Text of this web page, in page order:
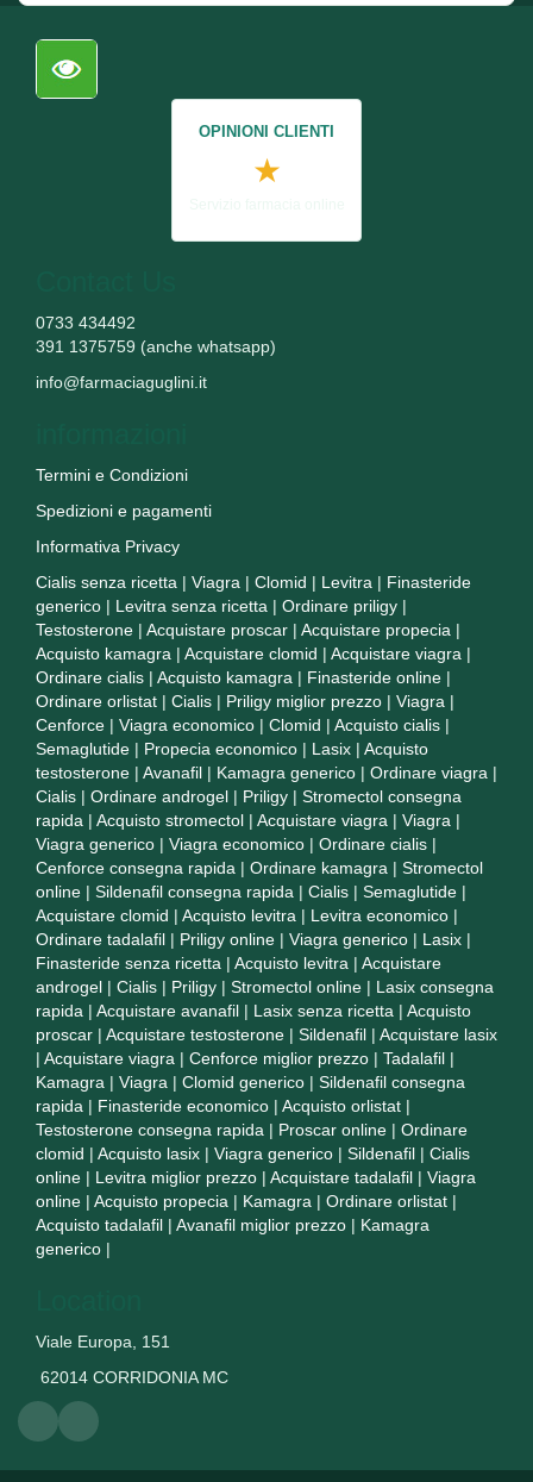
OPINIONI CLIENTI
★
0733 434492
391 1375759 (anche whatsapp)
info@farmaciaguglini.it
Termini e Condizioni
Spedizioni e pagamenti
Informativa Privacy
Cialis senza ricetta | Viagra | Clomid | Levitra | Finasteride
generico | Levitra senza ricetta | Ordinare priligy |
Testosterone | Acquistare proscar | Acquistare propecia |
Acquisto kamagra | Acquistare clomid | Acquistare viagra |
Ordinare cialis | Acquisto kamagra | Finasteride online |
Ordinare orlistat | Cialis | Priligy miglior prezzo | Viagra |
Cenforce | Viagra economico | Clomid | Acquisto cialis |
Semaglutide | Propecia economico | Lasix | Acquisto
testosterone | Avanafil | Kamagra generico | Ordinare viagra |
Cialis | Ordinare androgel | Priligy | Stromectol consegna
rapida | Acquisto stromectol | Acquistare viagra | Viagra |
Viagra generico | Viagra economico | Ordinare cialis |
Cenforce consegna rapida | Ordinare kamagra | Stromectol
online | Sildenafil consegna rapida | Cialis | Semaglutide |
Acquistare clomid | Acquisto levitra | Levitra economico |
Ordinare tadalafil | Priligy online | Viagra generico | Lasix |
Finasteride senza ricetta | Acquisto levitra | Acquistare
androgel | Cialis | Priligy | Stromectol online | Lasix consegna
rapida | Acquistare avanafil | Lasix senza ricetta | Acquisto
proscar | Acquistare testosterone | Sildenafil | Acquistare lasix
| Acquistare viagra | Cenforce miglior prezzo | Tadalafil |
Kamagra | Viagra | Clomid generico | Sildenafil consegna
rapida | Finasteride economico | Acquisto orlistat |
Testosterone consegna rapida | Proscar online | Ordinare
clomid | Acquisto lasix | Viagra generico | Sildenafil | Cialis
online | Levitra miglior prezzo | Acquistare tadalafil | Viagra
online | Acquisto propecia | Kamagra | Ordinare orlistat |
Acquisto tadalafil | Avanafil miglior prezzo | Kamagra
generico |
Viale Europa, 151
62014 CORRIDONIA MC